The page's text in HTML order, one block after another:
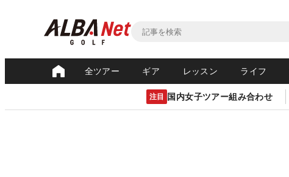
全ツアー ギア レッスン ライフ
注目 国内女子ツアー組み合わせ